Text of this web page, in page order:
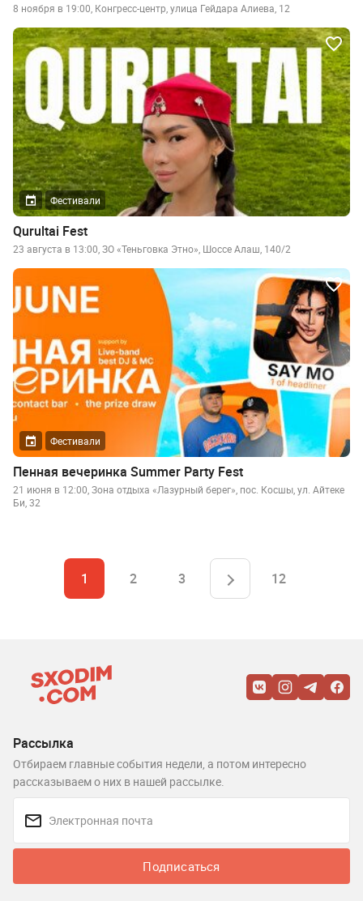
8 ноября в 19:00, Конгресс-центр, улица Гейдара Алиева, 12
Фестивали
Qurultai Fest
23 августа в 13:00, ЗО «Теньговка Этно», Шоссе Алаш, 140/2
Фестивали
Пенная вечеринка Summer Party Fest
21 июня в 12:00, Зона отдыха «Лазурный берег», пос. Косшы, ул. Айтеке
Би, 32
1 2 3 12
Рассылка
Отбираем главные события недели, а потом интересно
рассказываем о них в нашей рассылке.
Подписаться